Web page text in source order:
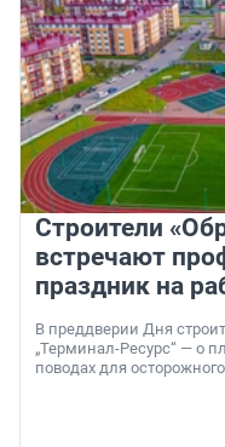
Строители
встречают
праздник на
В преддверии Дня
„Терминал-Ресурс“ — о
поводах для